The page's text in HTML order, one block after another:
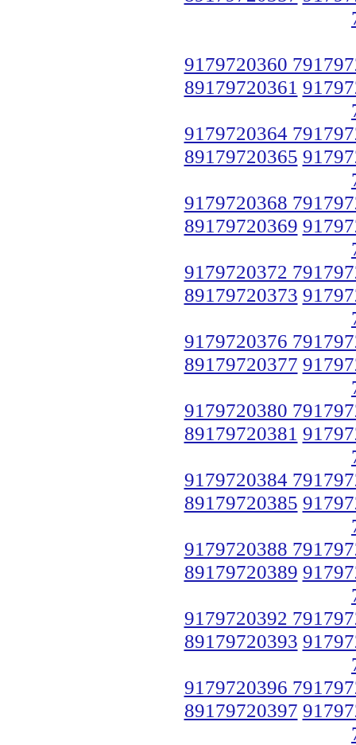
9179720360
89179720361
9179720364
89179720365
9179720368
89179720369
9179720372
89179720373
9179720376
89179720377
9179720380
89179720381
9179720384
89179720385
9179720388
89179720389
9179720392
89179720393
9179720396
89179720397